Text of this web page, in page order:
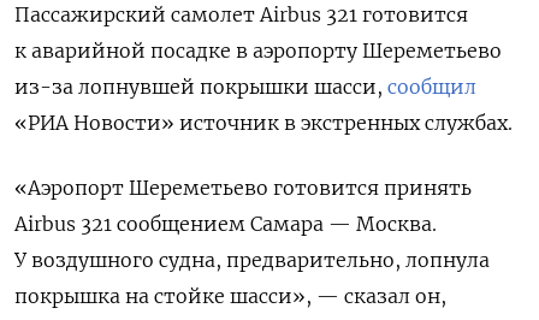
Пассажирский самолет Airbus 321 готовится
к аварийной посадке в аэропорту Шереметьево
из-за лопнувшей покрышки шасси, сообщил
«РИА Новости» источник в экстренных службах.
«Аэропорт Шереметьево готовится принять
Airbus 321 сообщением Самара — Москва.
У воздушного судна, предварительно, лопнула
покрышка на стойке шасси», — сказал он,